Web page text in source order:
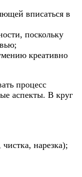
вписаться в
поскольку
креативно
процесс
аспекты. В круг
нарезка);